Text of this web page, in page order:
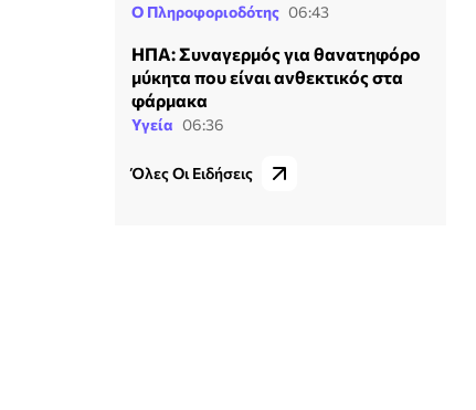
Ο Πληροφοριοδότης 06:43
ΗΠΑ: Συναγερμός για θανατηφόρο
μύκητα που είναι ανθεκτικός στα
φάρμακα
Υγεία 06:36
Όλες Οι Ειδήσεις